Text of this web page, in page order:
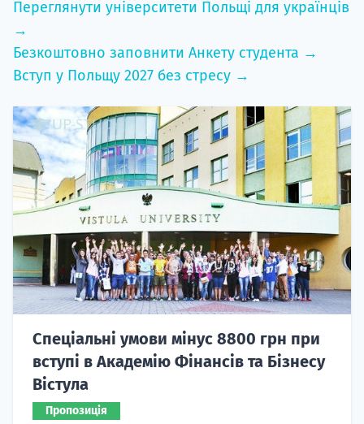
Переглянути університети Польщі для українців
→
Безкоштовно заповнити Анкету студента →
Вступ у Польщу 2027 без стресу →
Спеціальні умови мінус 8800 грн при
вступі в Академію Фінансів та Бізнесу
Вістула
Пропозиція